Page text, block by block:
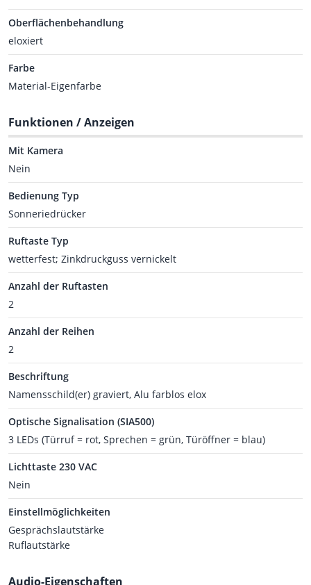
Oberflächenbehandlung
eloxiert
Farbe
Material-Eigenfarbe
Funktionen / Anzeigen
Mit Kamera
Nein
Bedienung Typ
Sonneriedrücker
Ruftaste Typ
wetterfest; Zinkdruckguss vernickelt
Anzahl der Ruftasten
2
Anzahl der Reihen
2
Beschriftung
Namensschild(er) graviert, Alu farblos elox
Optische Signalisation (SIA500)
3 LEDs (Türruf = rot, Sprechen = grün, Türöffner = blau)
Lichttaste 230 VAC
Nein
Einstellmöglichkeiten
Gesprächslautstärke
Ruflautstärke
Audio-Eigenschaften